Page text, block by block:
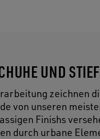
UND
zeichnen
von unseren
Finishs
durch urbane